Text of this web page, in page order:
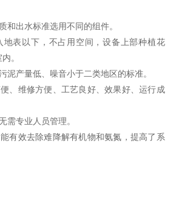
和出水标准选用不同的组件。
地表以下，不占用空间，设备上部种植花
。
泥产量低、噪音小于二类地区的标准。
、维修方便、工艺良好、效果好、运行成
需专业人员管理。
有效去除难降解有机物和氨氮，提高了系